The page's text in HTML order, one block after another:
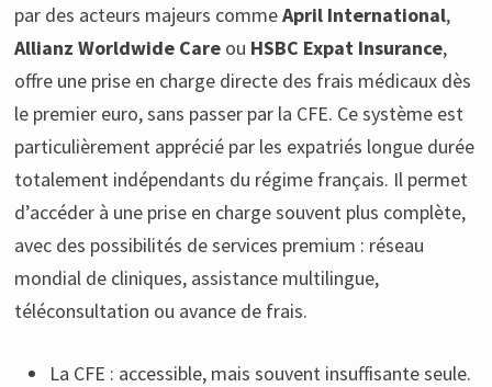
par des acteurs majeurs commeApril International,
Allianz Worldwide Careou HSBC Expat Insurance,
offre une prise en charge directe des frais médicaux dès
le premier euro, sans passer par la CFE. Ce système est
particulièrement apprécié par les expatriés longue durée
totalement indépendants du régime français. Il permet
d’accéder à une prise en charge souvent plus complète,
avec des possibilités de services premium : réseau
mondial de cliniques, assistance multilingue,
téléconsultation ou avance de frais.
La CFE : accessible, mais souvent insuffisante seule.